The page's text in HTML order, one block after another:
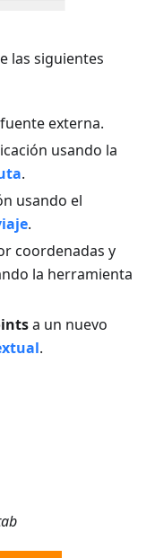
las siguientes
externa.
usando la
.
usando el
.
coordenadas y
la herramienta
a un nuevo
.